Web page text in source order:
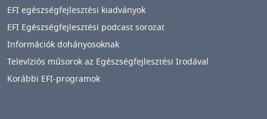
EFI egészségfejlesztési kiadványok
EFI Egészségfejlesztési podcast sorozat
Információk dohányosoknak
Televíziós műsorok az Egészségfejlesztési Irodával
Korábbi EFI-programok